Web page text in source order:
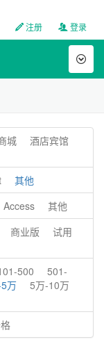
注册 登录
城
酒店宾馆
其他
Access
其他
商业版
试用
500
501-
万
5万-10万